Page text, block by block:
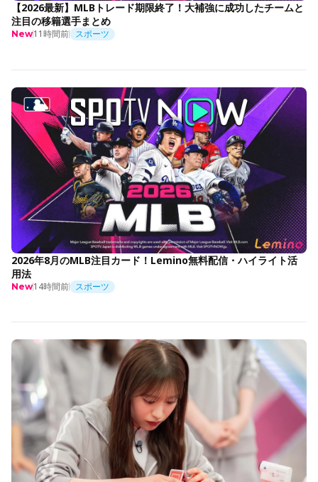
【2026最新】MLBトレード期限終了！大補強に成功したチームと
注目の移籍選手まとめ
New11時間前 スポーツ
2026年8月のMLB注目カード！Lemino無料配信・ハイライト活
用法
New14時間前 スポーツ